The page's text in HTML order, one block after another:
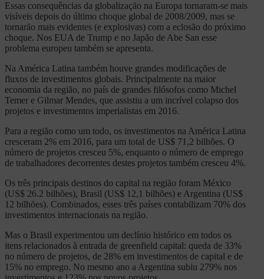
Essas consequências da globalização na Europa tornaram-se mais
visíveis depois do último choque global de 2008/2009, mas se
tornarão mais evidentes (e explosivas) com a eclosão do próximo
choque. Nos EUA de Trump e no Japão de Abe San esse
problema europeu também se apresenta.
Na América Latina também houve grandes modificações de
fluxos de investimentos globais. Principalmente na maior
economia da região, no país de grandes filósofos como Michel
Temer e Gilmar Mendes, que assistiu a um incrível colapso dos
projetos e investimentos imperialistas em 2016.
Para a região como um todo, os investimentos na América Latina
cresceram 2% em 2016, para um total de US$ 71,2 bilhões. O
número de projetos cresceu 5%, enquanto o número de emprego
de trabalhadores decorrentes destes projetos também cresceu 4%.
Os três principais destinos do capital na região foram México
(US$ 26.2 bilhões), Brasil (US$ 12,1 bilhões) e Argentina (US$
12 bilhões). Combinados, esses três países contabilizam 70% dos
investimentos internacionais na região.
Mas o Brasil experimentou um declínio histórico em todos os
itens relacionados à entrada de greenfield capital: queda de 33%
no número de projetos, de 28% em investimentos de capital e de
15% no emprego. No mesmo ano a Argentina subiu 279% nos